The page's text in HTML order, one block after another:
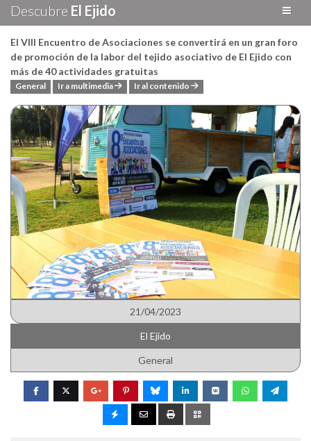
Descubre El Ejido
El VIII Encuentro de Asociaciones se convertirá en un gran foro
de promoción de la labor del tejido asociativo de El Ejido con
más de 40 actividades gratuitas
General Ir a multimedia Ir al contenido
21/04/2023
El Ejido
General